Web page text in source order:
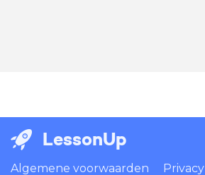
LessonUp
Algemene voorwaarden Privacy